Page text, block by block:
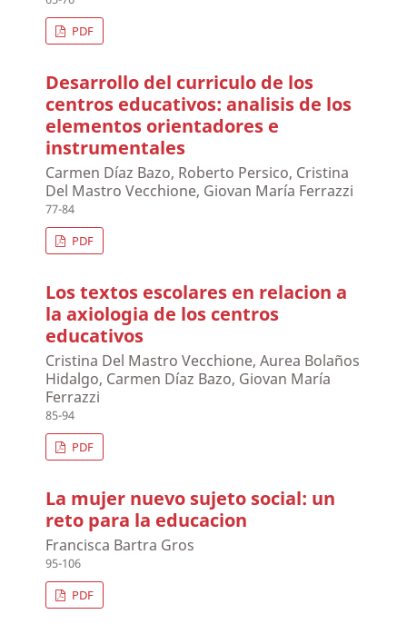
PDF
Desarrollo del curriculo de los
centros educativos: analisis de los
elementos orientadores e
instrumentales
Carmen Díaz Bazo, Roberto Persico, Cristina
Del Mastro Vecchione, Giovan María Ferrazzi
77-84
PDF
Los textos escolares en relacion a
la axiologia de los centros
educativos
Cristina Del Mastro Vecchione, Aurea Bolaños
Hidalgo, Carmen Díaz Bazo, Giovan María
Ferrazzi
85-94
PDF
La mujer nuevo sujeto social: un
reto para la educacion
Francisca Bartra Gros
95-106
PDF